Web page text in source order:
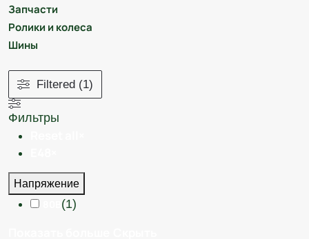
Запчасти
Ролики и колеса
Шины
Filtered (1)
Фильтры
Напряжение
(1)